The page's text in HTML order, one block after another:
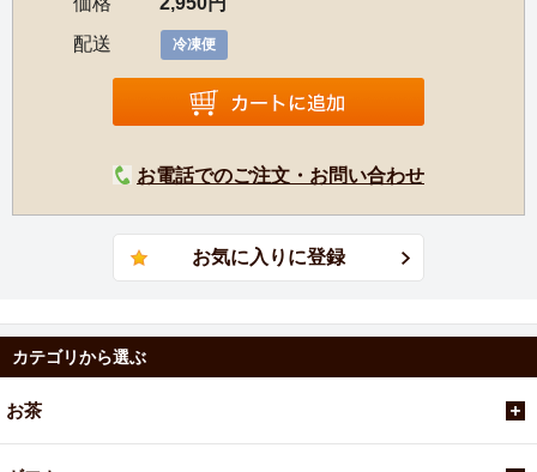
配送
冷凍便
お電話でのご注文・お問い合わせ
カテゴリから選ぶ
お茶